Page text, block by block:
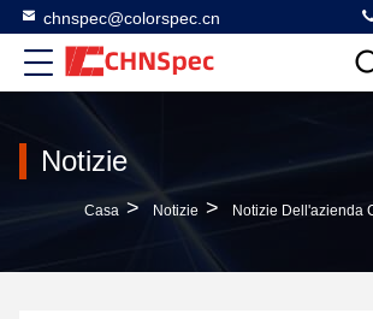
chnspec@colorspec.cn
Notizie
Casa > Notizie > Notizie Dell'azienda CHNSpec Partecipa Alla Stesura Della